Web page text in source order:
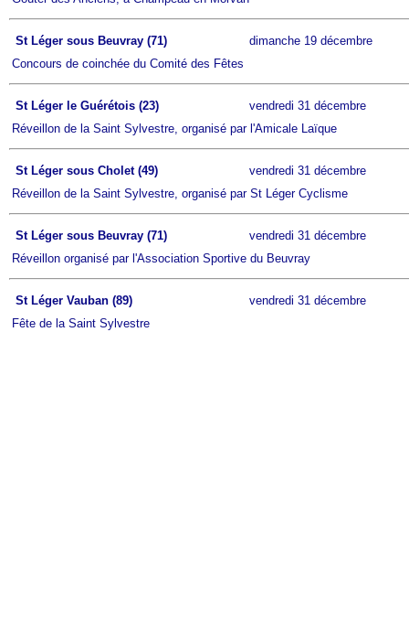
St Léger sous Beuvray (71)
dimanche 19 décembre
Concours de coinchée du Comité des Fêtes
St Léger le Guérétois (23)
vendredi 31 décembre
Réveillon de la Saint Sylvestre, organisé par l'Amicale Laïque
St Léger sous Cholet (49)
vendredi 31 décembre
Réveillon de la Saint Sylvestre, organisé par St Léger Cyclisme
St Léger sous Beuvray (71)
vendredi 31 décembre
Réveillon organisé par l'Association Sportive du Beuvray
St Léger Vauban (89)
vendredi 31 décembre
Fête de la Saint Sylvestre